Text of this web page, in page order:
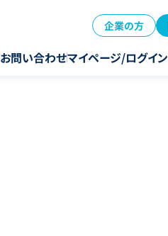
企業の方
お問い合わせマイページ/ログイン